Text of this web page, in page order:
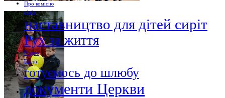
Про комісію
сім'я
наставництво для дітей сиріт
Рух за життя
Різдво
Події
готуємось до шлюбу
документи Церкви